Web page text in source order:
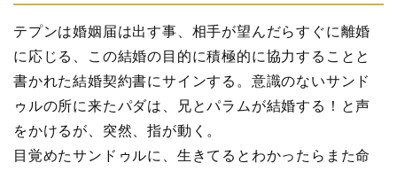
テプンは婚姻届は出す事、相手が望んだらすぐに離婚
に応じる、この結婚の目的に積極的に協力することと
書かれた結婚契約書にサインする。意識のないサンド
ゥルの所に来たパダは、兄とパラムが結婚する！と声
をかけるが、突然、指が動く。
目覚めたサンドゥルに、生きてるとわかったらまた命